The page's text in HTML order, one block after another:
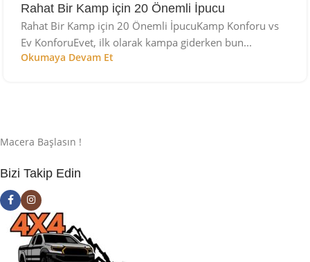
Rahat Bir Kamp için 20 Önemli İpucu
Rahat Bir Kamp için 20 Önemli İpucuKamp Konforu vs
Ev KonforuEvet, ilk olarak kampa giderken bun...
Okumaya Devam Et
Macera Başlasın !
Bizi Takip Edin